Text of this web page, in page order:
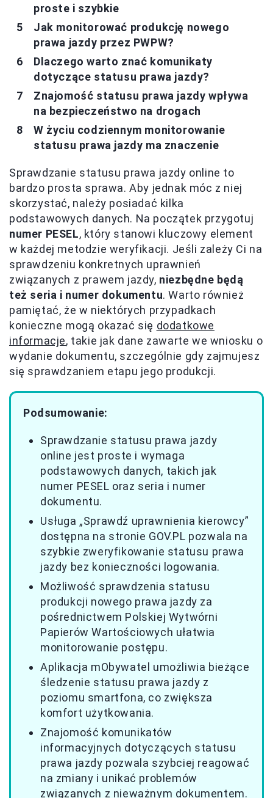
proste i szybkie
Jak monitorować produkcję nowego
prawa jazdy przez PWPW?
Dlaczego warto znać komunikaty
dotyczące statusu prawa jazdy?
Znajomość statusu prawa jazdy wpływa
na bezpieczeństwo na drogach
W życiu codziennym monitorowanie
statusu prawa jazdy ma znaczenie
Sprawdzanie statusu prawa jazdy online to
bardzo prosta sprawa. Aby jednak móc z niej
skorzystać, należy posiadać kilka
podstawowych danych. Na początek przygotuj
numer PESEL, który stanowi kluczowy element
w każdej metodzie weryfikacji. Jeśli zależy Ci na
sprawdzeniu konkretnych uprawnień
związanych z prawem jazdy, niezbędne będą
też seria i numer dokumentu. Warto również
pamiętać, że w niektórych przypadkach
konieczne mogą okazać się dodatkowe
informacje, takie jak dane zawarte we wniosku o
wydanie dokumentu, szczególnie gdy zajmujesz
się sprawdzaniem etapu jego produkcji.
Podsumowanie:
Sprawdzanie statusu prawa jazdy
online jest proste i wymaga
podstawowych danych, takich jak
numer PESEL oraz seria i numer
dokumentu.
Usługa „Sprawdź uprawnienia kierowcy”
dostępna na stronie GOV.PL pozwala na
szybkie zweryfikowanie statusu prawa
jazdy bez konieczności logowania.
Możliwość sprawdzenia statusu
produkcji nowego prawa jazdy za
pośrednictwem Polskiej Wytwórni
Papierów Wartościowych ułatwia
monitorowanie postępu.
Aplikacja mObywatel umożliwia bieżące
śledzenie statusu prawa jazdy z
poziomu smartfona, co zwiększa
komfort użytkowania.
Znajomość komunikatów
informacyjnych dotyczących statusu
prawa jazdy pozwala szybciej reagować
na zmiany i unikać problemów
związanych z nieważnym dokumentem.